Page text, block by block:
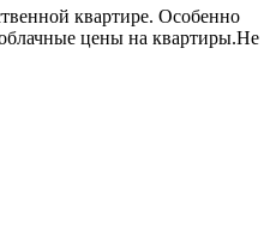
квартире. Особенно
цены на квартиры.Не